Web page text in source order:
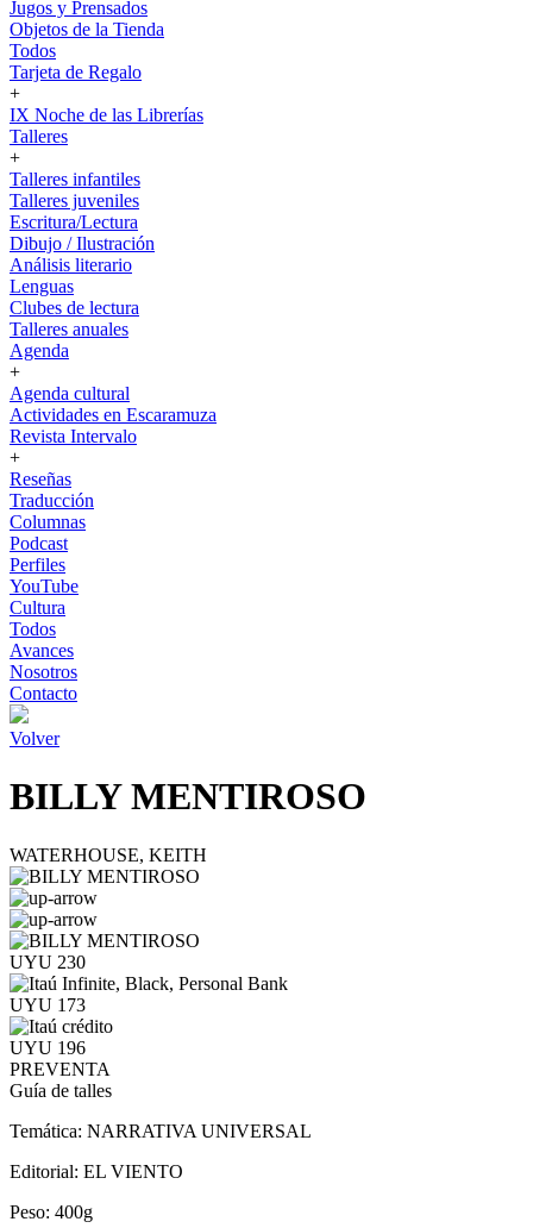
Jugos y Prensados
Objetos de la Tienda
Todos
Tarjeta de Regalo
+
IX Noche de las Librerías
Talleres
+
Talleres infantiles
Talleres juveniles
Escritura/Lectura
Dibujo / Ilustración
Análisis literario
Lenguas
Clubes de lectura
Talleres anuales
Agenda
+
Agenda cultural
Actividades en Escaramuza
Revista Intervalo
+
Reseñas
Traducción
Columnas
Podcast
Perfiles
YouTube
Cultura
Todos
Avances
Nosotros
Contacto
Volver
BILLY MENTIROSO
WATERHOUSE, KEITH
UYU 230
UYU 173
UYU 196
PREVENTA
Guía de talles
Temática: NARRATIVA UNIVERSAL
Editorial: EL VIENTO
Peso: 400g